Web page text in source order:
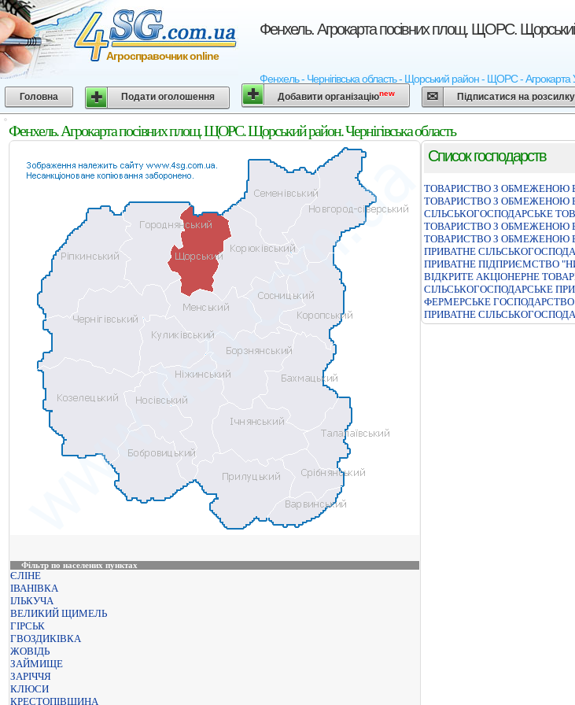
Фенхель. Агрокарта посівних площ. ЩОРС. Щорський
Фенхель - Чернігівська область - Щорський район - ЩОРС - Агрокарта
Агросправочник online
Головна Подати оголошення Добавити організаціюnew Підписатися на
Фенхель. Агрокарта посівних площ. ЩОРС. Щорський район. Чернігівська область
Фільтр по населених пунктах
ЄЛІНЕ
ІВАНІВКА
ІЛЬКУЧА
ВЕЛИКИЙ ЩИМЕЛЬ
ГІРСЬК
ГВОЗДИКІВКА
ЖОВІДЬ
ЗАЙМИЩЕ
ЗАРІЧЧЯ
КЛЮСИ
КРЕСТОПІВЩИНА
Список господарств
ТОВАРИСТВО З ОБМЕЖЕНОЮ
ТОВАРИСТВО З ОБМЕЖЕНОЮ
СIЛЬСЬКОГОСПОДАРСЬКЕ
ТОВАРИСТВО З ОБМЕЖЕНОЮ
ТОВАРИСТВО З ОБМЕЖЕНОЮ
ПРИВАТНЕ
ПРИВАТНЕ ПІДПРИЄМСТВО
ВІДКРИТЕ АКЦІОНЕРНЕ
СIЛЬСЬКОГОСПОДАРСЬКЕ
ФЕРМЕРСЬКЕ
ПРИВАТНЕ